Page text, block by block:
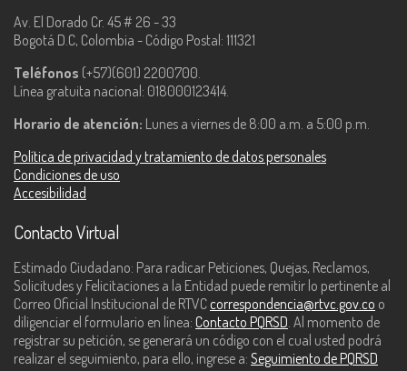
Av. El Dorado Cr. 45 # 26 - 33
Bogotá D.C, Colombia - Código Postal: 111321
Teléfonos (+57)(601) 2200700.
Línea gratuita nacional: 018000123414.
Horario de atención: Lunes a viernes de 8:00 a.m. a 5:00 p.m.
Política de privacidad y tratamiento de datos personales
Condiciones de uso
Accesibilidad
Contacto Virtual
Estimado Ciudadano: Para radicar Peticiones, Quejas, Reclamos,
Solicitudes y Felicitaciones a la Entidad puede remitir lo pertinente al
Correo Oficial Institucional de RTVC correspondencia@rtvc.gov.co o
diligenciar el formulario en línea: Contacto PQRSD. Al momento de
registrar su petición, se generará un código con el cual usted podrá
realizar el seguimiento, para ello, ingrese a: Seguimiento de PQRSD